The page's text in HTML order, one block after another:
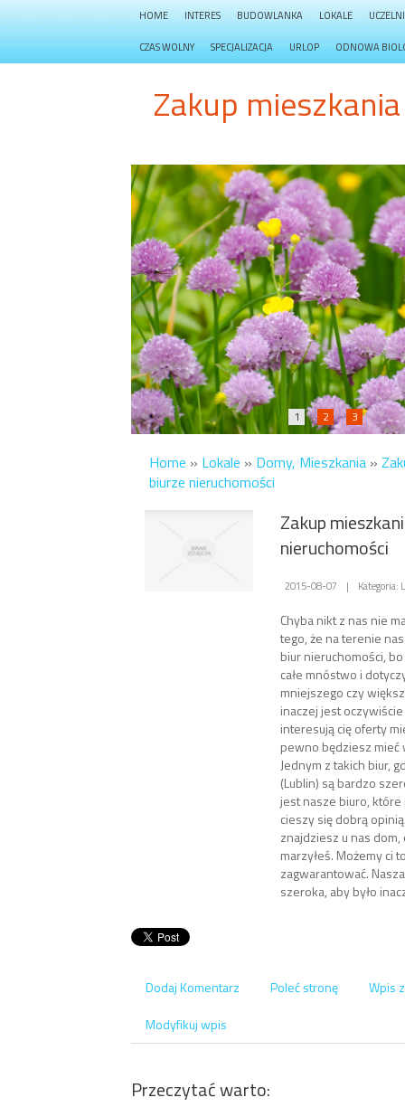
HOME INTERES BUDOWLANKA LOKALE
CZAS WOLNY SPECJALIZACJA URLOP ODNOWA
Zakup
1 2 3
Home » Lokale » Domy, Mieszkania »
biurze nieruchomości
Zakup
nieruchomości
2015-08-07 | Kategoria:
Chyba nikt z nas nie
tego, że na terenie
biur nieruchomości,
całe mnóstwo i
mniejszego czy
inaczej jest
interesują cię oferty
pewno będziesz mieć
Jednym z takich biur,
(Lublin) są bardzo
jest nasze biuro,
cieszy się dobrą
znajdziesz u nas
marzyłeś. Możemy ci
zagwarantować.
szeroka, aby było
Dodaj Komentarz Poleć stronę
Wpis
Modyfikuj wpis
Przeczytać warto: